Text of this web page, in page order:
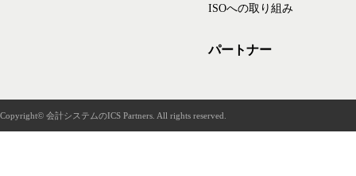
ISOへの取り組み
パートナー
Copyright© 会計システムのICS Partners. All rights reserved.